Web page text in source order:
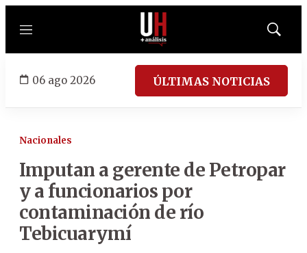
Menú
Mostrar
06 ago 2026 ÚLTIMAS NOTICIAS
Nacionales
Imputan a gerente de Petropar
y a funcionarios por
contaminación de río
Tebicuarymí